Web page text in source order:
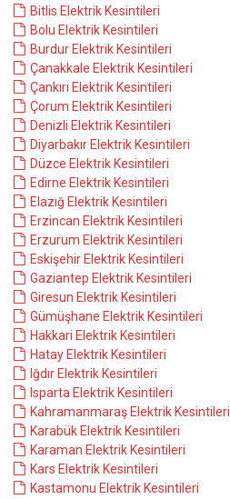
Bitlis Elektrik Kesintileri
Bolu Elektrik Kesintileri
Burdur Elektrik Kesintileri
Çanakkale Elektrik Kesintileri
Çankırı Elektrik Kesintileri
Çorum Elektrik Kesintileri
Denizli Elektrik Kesintileri
Diyarbakır Elektrik Kesintileri
Düzce Elektrik Kesintileri
Edirne Elektrik Kesintileri
Elazığ Elektrik Kesintileri
Erzincan Elektrik Kesintileri
Erzurum Elektrik Kesintileri
Eskişehir Elektrik Kesintileri
Gaziantep Elektrik Kesintileri
Giresun Elektrik Kesintileri
Gümüşhane Elektrik Kesintileri
Hakkari Elektrik Kesintileri
Hatay Elektrik Kesintileri
Iğdır Elektrik Kesintileri
Isparta Elektrik Kesintileri
Kahramanmaraş Elektrik Kesintileri
Karabük Elektrik Kesintileri
Karaman Elektrik Kesintileri
Kars Elektrik Kesintileri
Kastamonu Elektrik Kesintileri